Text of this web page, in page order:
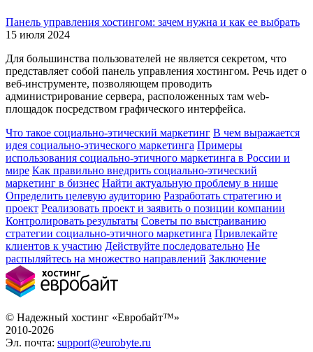
Панель управления хостингом: зачем нужна и как ее выбрать
15 июля 2024
Для большинства пользователей не является секретом, что
представляет собой панель управления хостингом. Речь идет о
веб-инструменте, позволяющем проводить
администрирование сервера, расположенных там web-
площадок посредством графического интерфейса.
Что такое социально-этический маркетинг В чем выражается
идея социально-этического маркетинга Примеры
использования социально-этичного маркетинга в России и
мире Как правильно внедрить социально-этический
маркетинг в бизнес Найти актуальную проблему в нише
Определить целевую аудиторию Разработать стратегию и
проект Реализовать проект и заявить о позиции компании
Контролировать результаты Советы по выстраиванию
стратегии социально-этичного маркетинга Привлекайте
клиентов к участию Действуйте последовательно Не
распыляйтесь на множество направлений Заключение
© Надежный хостинг «Евробайт™»
2010-2026
Эл. почта: support@eurobyte.ru